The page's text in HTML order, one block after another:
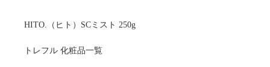
HITO.（ヒト）SCミスト 250g
トレフル 化粧品一覧